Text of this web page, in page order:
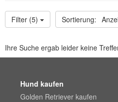
Filter (5)
Ihre Suche ergab leider keine
Hund kaufen
Golden Retriever kaufen